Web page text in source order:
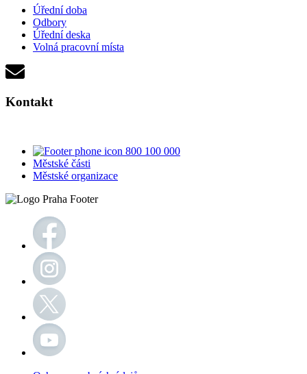
Úřední doba
Odbory
Úřední deska
Volná pracovní místa
Kontakt
800 100 000
Městské části
Městské organizace